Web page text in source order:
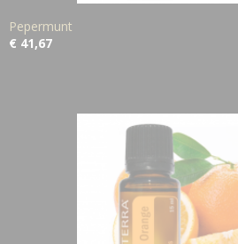
Pepermunt
€ 41,67